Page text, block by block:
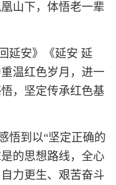
山下，体悟老一辈
延安》《延安 延
温红色岁月，进一
，坚定传承红色基
悟到以“坚定正确的
的思想路线，全心
力更生、艰苦奋斗